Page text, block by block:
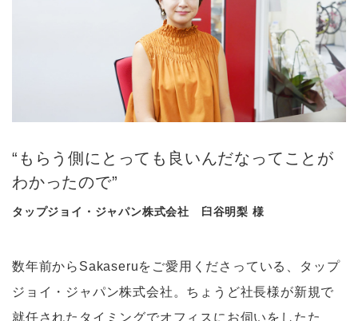
“もらう側にとっても良いんだなってことが
わかったので”
タップジョイ・ジャパン株式会社 臼谷明梨 様
数年前からSakaseruをご愛用くださっている、タップ
ジョイ・ジャパン株式会社。ちょうど社長様が新規で
就任されたタイミングでオフィスにお伺いをしたた